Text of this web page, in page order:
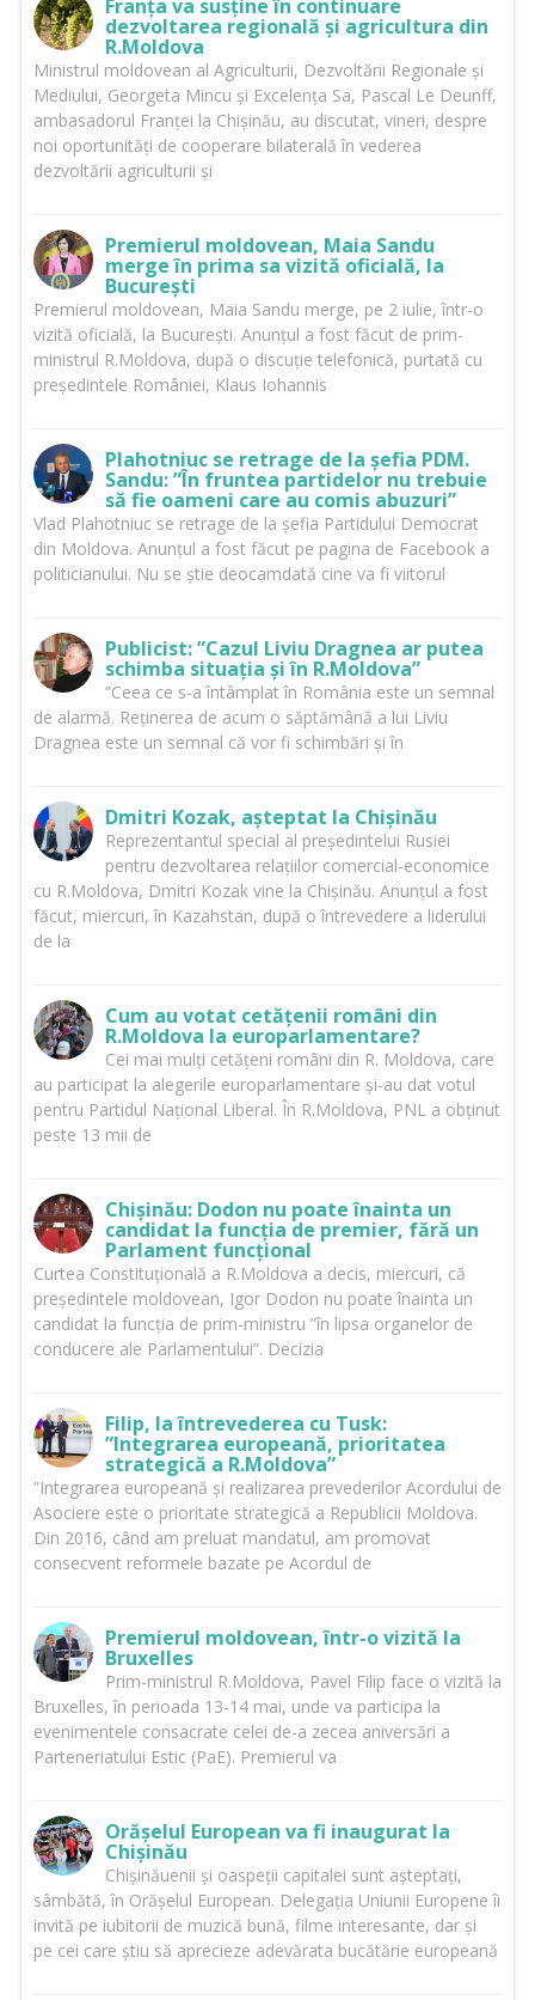
Franța va susține în continuare
dezvoltarea regională și agricultura din
R.Moldova
Ministrul moldovean al Agriculturii, Dezvoltării Regionale și
Mediului, Georgeta Mincu și Excelența Sa, Pascal Le Deunff,
ambasadorul Franței la Chișinău, au discutat, vineri, despre
noi oportunități de cooperare bilaterală în vederea
dezvoltării agriculturii și
Premierul moldovean, Maia Sandu
merge în prima sa vizită oficială, la
București
Premierul moldovean, Maia Sandu merge, pe 2 iulie, într-o
vizită oficială, la București. Anunțul a fost făcut de prim-
ministrul R.Moldova, după o discuție telefonică, purtată cu
președintele României, Klaus Iohannis
Plahotniuc se retrage de la șefia PDM.
Sandu: ”În fruntea partidelor nu trebuie
să fie oameni care au comis abuzuri”
Vlad Plahotniuc se retrage de la șefia Partidului Democrat
din Moldova. Anunțul a fost făcut pe pagina de Facebook a
politicianului. Nu se știe deocamdată cine va fi viitorul
Publicist: ”Cazul Liviu Dragnea ar putea
schimba situația și în R.Moldova”
”Ceea ce s-a întâmplat în România este un semnal
de alarmă. Reținerea de acum o săptămână a lui Liviu
Dragnea este un semnal că vor fi schimbări și în
Dmitri Kozak, așteptat la Chișinău
Reprezentantul special al președintelui Rusiei
pentru dezvoltarea relațiilor comercial-economice
cu R.Moldova, Dmitri Kozak vine la Chișinău. Anunțul a fost
făcut, miercuri, în Kazahstan, după o întrevedere a liderului
de la
Cum au votat cetățenii români din
R.Moldova la europarlamentare?
Cei mai mulți cetățeni români din R. Moldova, care
au participat la alegerile europarlamentare și-au dat votul
pentru Partidul Național Liberal. În R.Moldova, PNL a obținut
peste 13 mii de
Chișinău: Dodon nu poate înainta un
candidat la funcția de premier, fără un
Parlament funcțional
Curtea Constituțională a R.Moldova a decis, miercuri, că
președintele moldovean, Igor Dodon nu poate înainta un
candidat la funcția de prim-ministru ”în lipsa organelor de
conducere ale Parlamentului”. Decizia
Filip, la întrevederea cu Tusk:
”Integrarea europeană, prioritatea
strategică a R.Moldova”
”Integrarea europeană și realizarea prevederilor Acordului de
Asociere este o prioritate strategică a Republicii Moldova.
Din 2016, când am preluat mandatul, am promovat
consecvent reformele bazate pe Acordul de
Premierul moldovean, într-o vizită la
Bruxelles
Prim-ministrul R.Moldova, Pavel Filip face o vizită la
Bruxelles, în perioada 13-14 mai, unde va participa la
evenimentele consacrate celei de-a zecea aniversări a
Parteneriatului Estic (PaE). Premierul va
Orășelul European va fi inaugurat la
Chișinău
Chișinăuenii și oaspeții capitalei sunt așteptați,
sâmbătă, în Orășelul European. Delegația Uniunii Europene îi
invită pe iubitorii de muzică bună, filme interesante, dar și
pe cei care știu să aprecieze adevărata bucătărie europeană